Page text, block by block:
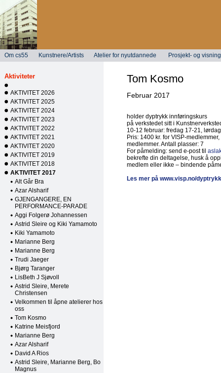
Om cs55 Kunstnere/Artists Atelier for nyutdannede Prosjekt- og
Aktiviteter
AKTIVITET 2026
AKTIVITET 2025
AKTIVITET 2024
AKTIVITET 2023
AKTIVITET 2022
AKTIVITET 2021
AKTIVITET 2020
AKTIVITET 2019
AKTIVITET 2018
AKTIVITET 2017
Alt Går Bra
Azar Alsharif
GJENGANGERE, EN
PERFORMANCE-PARADE
Aggi Folgerø Johannessen
Astrid Sleire og Kiki Yamamoto
Kiki Yamamoto
Marianne Berg
Marianne Berg
Trudi Jaeger
Bjørg Taranger
LisBeth J Sjøvoll
Astrid Sleire, Merete
Christensen
Velkommen til åpne atelierer hos
oss
Tom Kosmo
Katrine Meisfjord
Marianne Berg
Azar Alsharif
David A Rios
Astrid Sleire, Marianne Berg, Bo
Magnus
Tom Kosmo
Februar 2017
holder dyptrykk innføringskurs
på verkstedet sitt i
10-12 februar: fredag 17-21,
Pris: 1400 kr. for VISP-
medlemmer. Antall plasser: 7
For påmelding: send e-post til
bekrefte din deltagelse, husk å
medlem eller ikke – bindende
Les mer på www.visp.no/